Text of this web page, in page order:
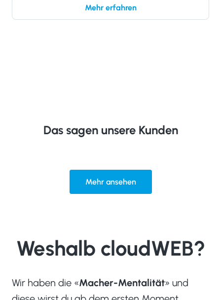
Mehr erfahren
Das sagen unsere Kunden
Mehr ansehen
Weshalb cloudWEB?
Wir haben die «Macher-Mentalität» und